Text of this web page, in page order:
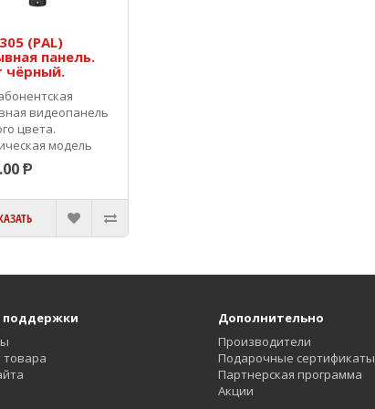
(PAL)
панель.
чёрный.
видеопанель
цвета.
модель
монтажа.
- ..
Ᵽ
поддержки
товара
Дополнительно
Производители
Подарочные сертификаты
Партнерская программа
Акции